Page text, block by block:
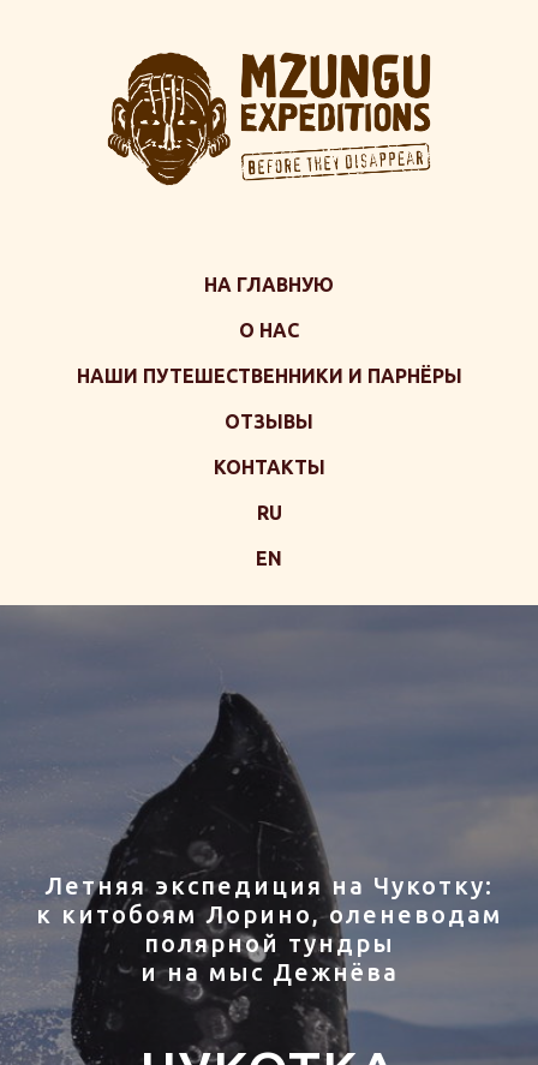
НА ГЛАВНУЮ
О НАС
НАШИ ПУТЕШЕСТВЕННИКИ И ПАРНЁРЫ
ОТЗЫВЫ
КОНТАКТЫ
RU
EN
Летняя экспедиция на Чукотку:
к китобоям Лорино, оленеводам
полярной тундры
и на мыс Дежнёва